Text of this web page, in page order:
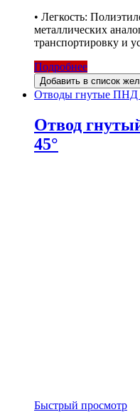
• Легкость:
металлических
транспортировку и
Подробнее
Добавить в список
Отводы гнутые ПНД
Отвод
45°
Быстрый просмотр